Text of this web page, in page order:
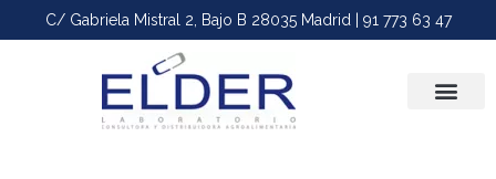
C/ Gabriela Mistral 2, Bajo B 28035 Madrid | 91 773 63 47